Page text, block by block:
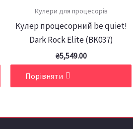
Кулери для процесорів
Кулер процесорний be quiet!
Dark Rock Elite (BK037)
₴5,549.00
Порівняти